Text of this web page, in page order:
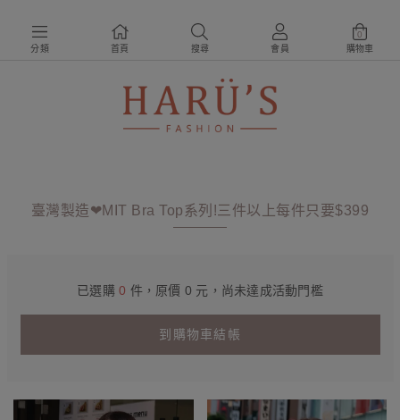
分類 首頁 搜尋 會員 購物車
0
臺灣製造❤MIT Bra Top系列!三件以上每件只要$399
已選購0 件，原價 0 元，尚未達成活動門檻
到購物車結帳